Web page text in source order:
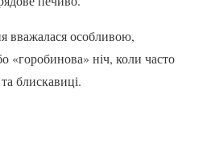
вважалася особливою,
«горобинова» ніч, коли часто
блискавиці.